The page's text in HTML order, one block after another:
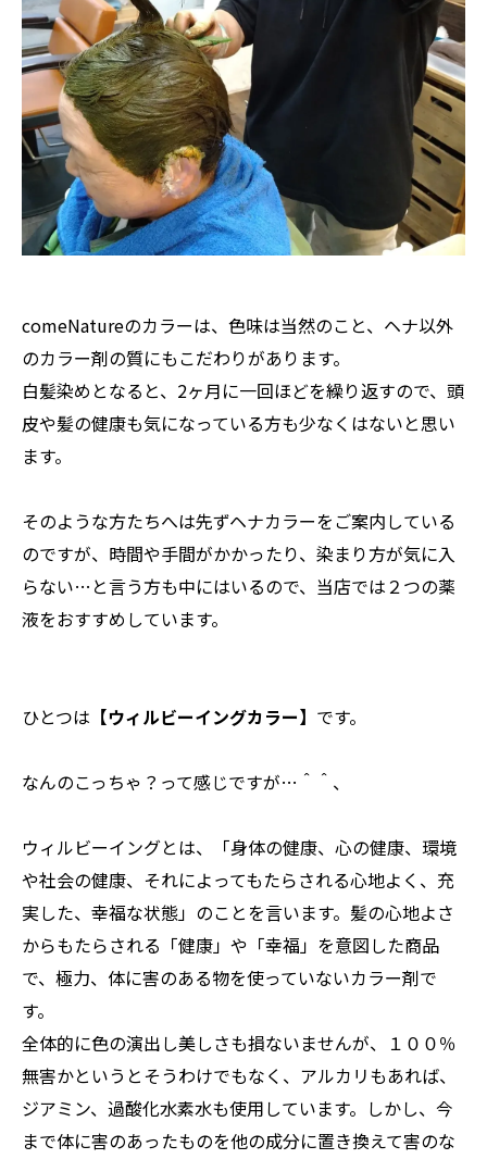
comeNatureのカラーは、色味は当然のこと、ヘナ以外
のカラー剤の質にもこだわりがあります。
白髪染めとなると、2ヶ月に一回ほどを繰り返すので、頭
皮や髪の健康も気になっている方も少なくはないと思い
ます。
そのような方たちへは先ずヘナカラーをご案内している
のですが、時間や手間がかかったり、染まり方が気に入
らない…と言う方も中にはいるので、当店では２つの薬
液をおすすめしています。
ひとつは 【ウィルビーイングカラー】 です。
なんのこっちゃ？って感じですが…＾＾、
ウィルビーイングとは、「身体の健康、心の健康、環境
や社会の健康、それによってもたらされる心地よく、充
実した、幸福な状態」のことを言います。髪の心地よさ
からもたらされる「健康」や「幸福」を意図した商品
で、極力、体に害のある物を使っていないカラー剤で
す。
全体的に色の演出し美しさも損ないませんが、１００％
無害かというとそうわけでもなく、アルカリもあれば、
ジアミン、過酸化水素水も使用しています。しかし、今
まで体に害のあったものを他の成分に置き換えて害のな